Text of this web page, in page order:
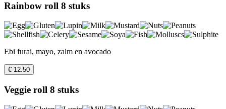
Rainbow roll 8 stuks
Ebi furai, mayo, zalm en avocado
€ 12.50
Veggie roll 8 stuks